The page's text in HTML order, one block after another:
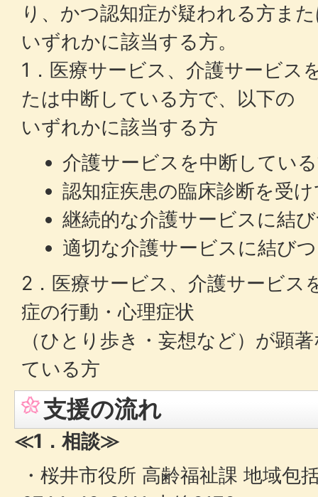
り、かつ認知症が疑われる方ま
いずれかに該当する方。
1．医療サービス、介護サービス
たは中断している方で、以下の
いずれかに該当する方
介護サービスを中断してい
認知症疾患の臨床診断を受
継続的な介護サービスに結
適切な介護サービスに結び
2．医療サービス、介護サービス
症の行動・心理症状
（ひとり歩き・妄想など）が顕
ている方
支援の流れ
≪1．相談≫
・桜井市役所 高齢福祉課 地域包